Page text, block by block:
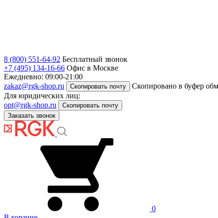
8 (800) 551-64-92 Бесплатный звонок
+7 (495) 134-16-66 Офис в Москве
Ежедневно: 09:00-21:00
zakaz@rgk-shop.ru
Скопировать почту
Скопировано в буфер
Для юридических лиц:
opt@rgk-shop.ru
Скопировать почту
Заказать звонок
0